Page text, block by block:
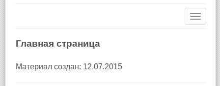
Главная страница
Материал создан: 12.07.2015